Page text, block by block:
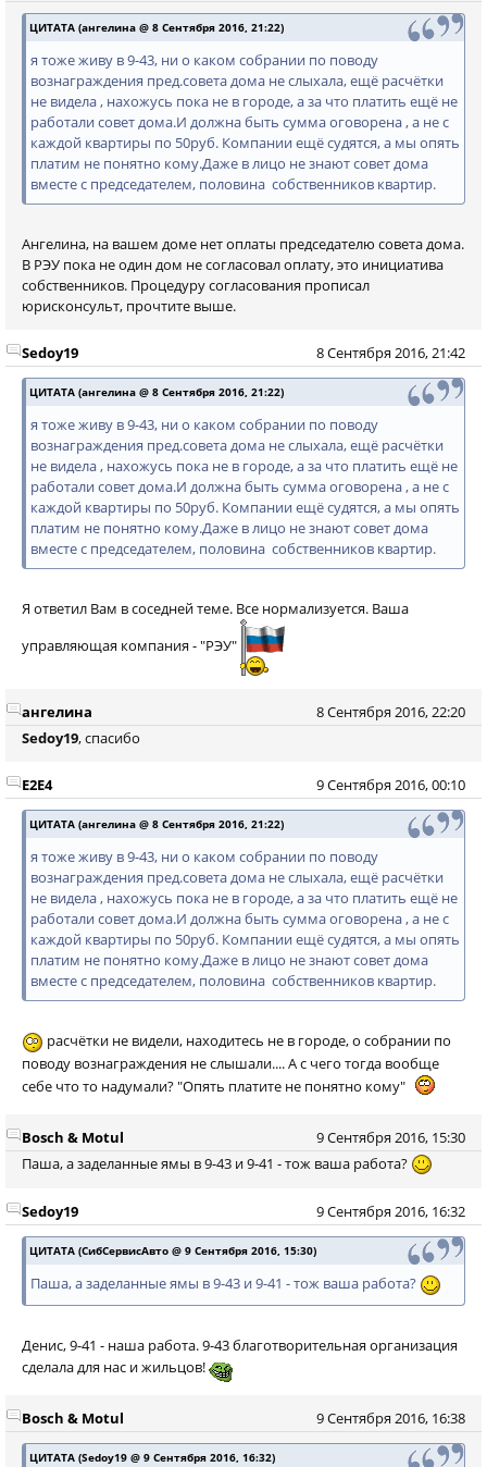
ЦИТАТА (ангелина @ 8 Сентября 2016, 21:22)
я тоже живу в 9-43, ни о каком собрании по поводу
вознаграждения пред.совета дома не слыхала, ещё расчётки
не видела , нахожусь пока не в городе, а за что платить ещё не
работали совет дома.И должна быть сумма оговорена , а не с
каждой квартиры по 50руб. Компании ещё судятся, а мы опять
платим не понятно кому.Даже в лицо не знают совет дома
вместе с председателем, половина собственников квартир.
Ангелина, на вашем доме нет оплаты председателю совета дома.
В РЭУ пока не один дом не согласовал оплату, это инициатива
собственников. Процедуру согласования прописал
юрисконсульт, прочтите выше.
8 Сентября 2016, 21:42
Sedoy19
ЦИТАТА (ангелина @ 8 Сентября 2016, 21:22)
я тоже живу в 9-43, ни о каком собрании по поводу
вознаграждения пред.совета дома не слыхала, ещё расчётки
не видела , нахожусь пока не в городе, а за что платить ещё не
работали совет дома.И должна быть сумма оговорена , а не с
каждой квартиры по 50руб. Компании ещё судятся, а мы опять
платим не понятно кому.Даже в лицо не знают совет дома
вместе с председателем, половина собственников квартир.
Я ответил Вам в соседней теме. Все нормализуется. Ваша
управляющая компания - "РЭУ"
8 Сентября 2016, 22:20
ангелина
Sedoy19, спасибо
9 Сентября 2016, 00:10
E2E4
ЦИТАТА (ангелина @ 8 Сентября 2016, 21:22)
я тоже живу в 9-43, ни о каком собрании по поводу
вознаграждения пред.совета дома не слыхала, ещё расчётки
не видела , нахожусь пока не в городе, а за что платить ещё не
работали совет дома.И должна быть сумма оговорена , а не с
каждой квартиры по 50руб. Компании ещё судятся, а мы опять
платим не понятно кому.Даже в лицо не знают совет дома
вместе с председателем, половина собственников квартир.
расчётки не видели, находитесь не в городе, о собрании по
поводу вознаграждения не слышали.... А с чего тогда вообще
себе что то надумали? "Опять платите не понятно кому"
9 Сентября 2016, 15:30
Bosch & Motul
Паша, а заделанные ямы в 9-43 и 9-41 - тож ваша работа?
9 Сентября 2016, 16:32
Sedoy19
ЦИТАТА (СибСервисАвто @ 9 Сентября 2016, 15:30)
Паша, а заделанные ямы в 9-43 и 9-41 - тож ваша работа?
Денис, 9-41 - наша работа. 9-43 благотворительная организация
сделала для нас и жильцов!
9 Сентября 2016, 16:38
Bosch & Motul
ЦИТАТА (Sedoy19 @ 9 Сентября 2016, 16:32)